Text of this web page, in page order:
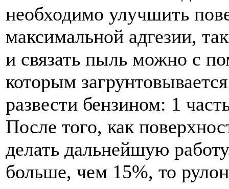
необходимо улучшить
максимальной адгезии,
и связать пыль можно с
которым
развести бензином: 1
После того, как
делать дальнейшую
больше, чем 15%, то